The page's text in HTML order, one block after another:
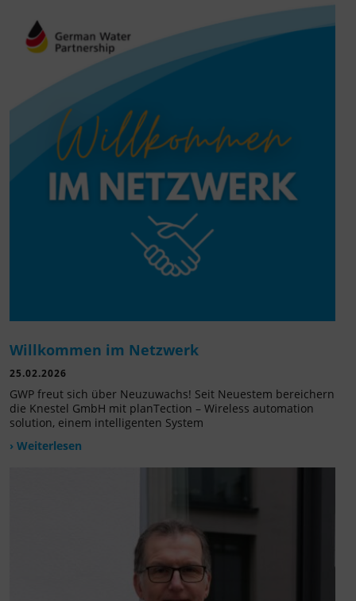
Willkommen im Netzwerk
25.02.2026
GWP freut sich über Neuzuwachs! Seit Neuestem bereichern
die Knestel GmbH mit planTection – Wireless automation
solution, einem intelligenten System
› Weiterlesen